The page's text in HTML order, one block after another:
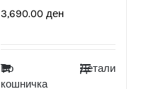
3,690.00 ден
Во
кошничка
Детали